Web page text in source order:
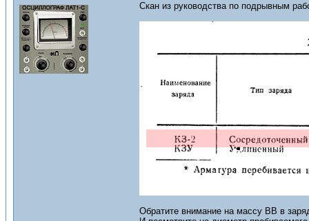
Скан из руководства по подрывным
Обратите внимание на массу ВВ в